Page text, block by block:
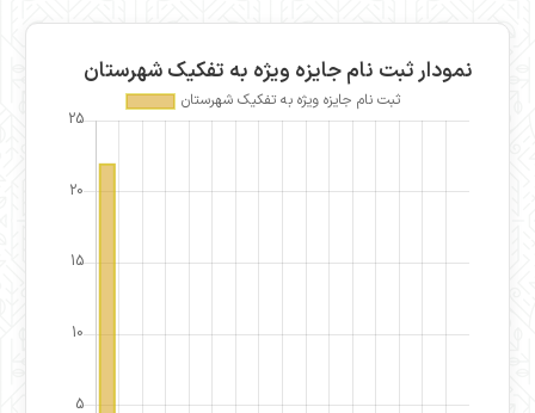
نمودار ثبت نام جایزه ویژه به تفکیک شهرستان